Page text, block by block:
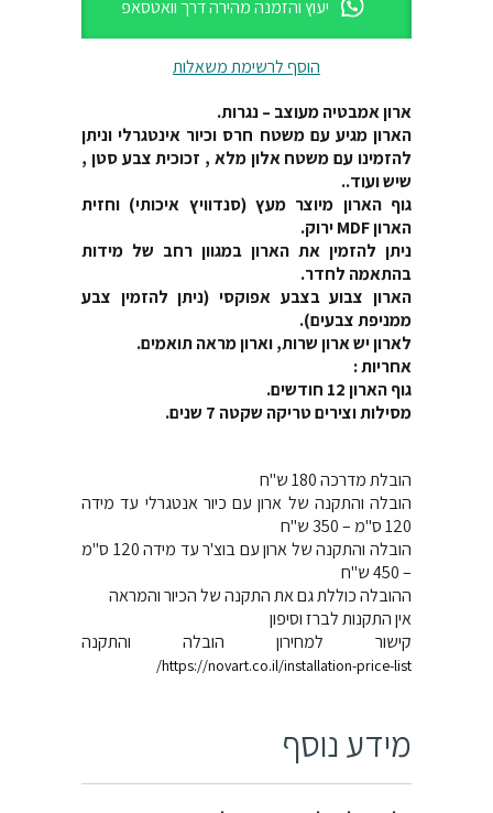
יעוץ והזמנה מהירה דרך וואטסאפ
הוסף לרשימת משאלות
ארון אמבטיה מעוצב – נגרות.
הארון מגיע עם משטח חרס וכיור אינטגרלי וניתן
להזמינו עם משטח אלון מלא , זכוכית צבע סטן ,
שיש ועוד..
גוף הארון מיוצר מעץ (סנדוויץ איכותי) וחזית
הארון MDF ירוק.
ניתן להזמין את הארון במגוון רחב של מידות
בהתאמה לחדר.
הארון צבוע בצבע אפוקסי (ניתן להזמין צבע
ממניפת צבעים).
לארון יש ארון שרות, וארון מראה תואמים.
אחריות :
גוף הארון 12 חודשים.
מסילות וצירים טריקה שקטה 7 שנים.
הובלת מדרכה 180 ש"ח
הובלה והתקנה של ארון עם כיור אנטגרלי עד מידה
120 ס"מ – 350 ש"ח
הובלה והתקנה של ארון עם בוצ'ר עד מידה 120 ס"מ
– 450 ש"ח
ההובלה כוללת גם את התקנה של הכיור והמראה
אין התקנות לברז וסיפון
קישור למחירון הובלה והתקנה
https://novart.co.il/installation-price-list/
מידע נוסף